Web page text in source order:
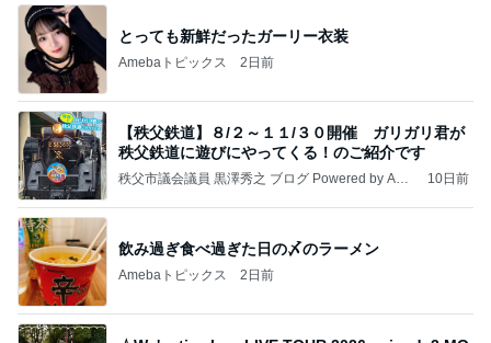
とっても新鮮だったガーリー衣装
Amebaトピックス 2日前
【秩父鉄道】８/２～１１/３０開催 ガリガリ君が
秩父鉄道に遊びにやってくる！のご紹介です
秩父市議会議員 黒澤秀之 ブログ Powered by Ame
10日前
飲み過ぎ食べ過ぎた日の〆のラーメン
Amebaトピックス 2日前